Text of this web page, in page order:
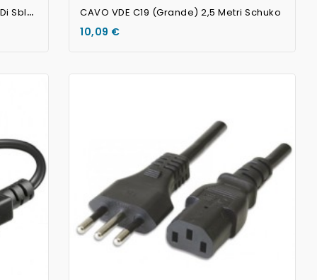
P
RESA VDE VOLANTE Con Pulsante Di Sblocco CAVO VDE C19 (grande) 2,5 Metri Schuko
10,09 €